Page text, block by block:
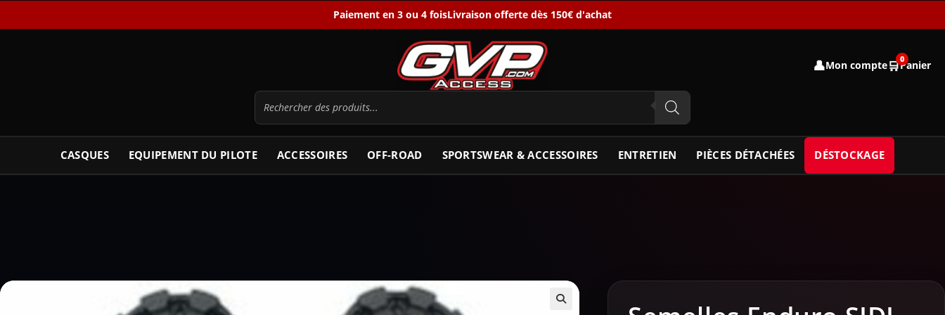
Paiement en 3 ou 4 foisLivraison offerte dès 150€ d'achat
👤Mon compte🛒0
Panier
CASQUES EQUIPEMENT DU PILOTE ACCESSOIRES OFF-ROAD SPORTSWEAR & ACCESSOIRES ENTRETIEN PIÈCES DÉTACHÉES DÉSTOCKAGE